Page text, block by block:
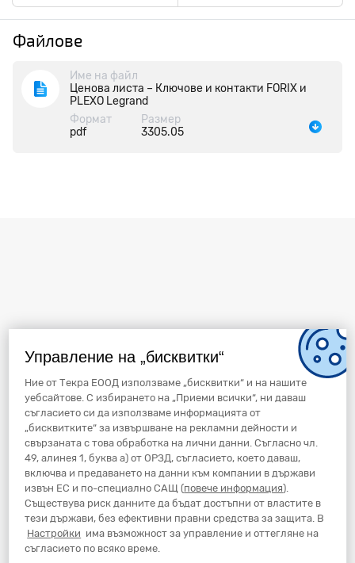
Управление на „бисквитки“
Ние от Текра ЕООД използваме „бисквитки“ и на нашите
уебсайтове. С избирането на „Приеми всички“, ни даваш
съгласието си да използваме информацията от
„бисквитките“ за извършване на рекламни дейности и
свързаната с това обработка на лични данни. Съгласно чл.
49, алинея 1, буква а) от ОРЗД, съгласието, което даваш,
включва и предаването на данни към компании в държави
извън ЕС и по-специално САЩ (повече информация).
Съществува риск данните да бъдат достъпни от властите в
тези държави, без ефективни правни средства за защита. В
Настройки има възможност за управление и оттегляне на
съгласието по всяко време.
Файлове
Име на файл
Ценова листа – Ключове и контакти FORIX и
PLEXO Legrand
Формат
pdf
Размер
3305.05